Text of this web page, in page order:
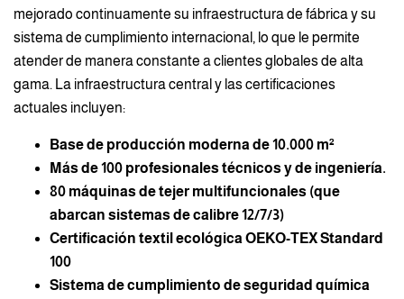
mejorado continuamente su infraestructura de fábrica y su
sistema de cumplimiento internacional, lo que le permite
atender de manera constante a clientes globales de alta
gama. La infraestructura central y las certificaciones
actuales incluyen:
Base de producción moderna de 10.000 m²
Más de 100 profesionales técnicos y de ingeniería.
80 máquinas de tejer multifuncionales (que
abarcan sistemas de calibre 12/7/3)
Certificación textil ecológica OEKO-TEX Standard
100
Sistema de cumplimiento de seguridad química